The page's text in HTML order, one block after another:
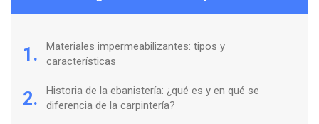
1.
Materiales impermeabilizantes: tipos y
características
2.
Historia de la ebanistería: ¿qué es y en qué se
diferencia de la carpintería?